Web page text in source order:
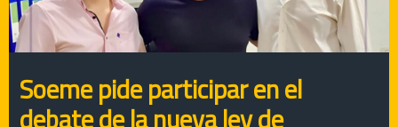
Soeme pide participar en el